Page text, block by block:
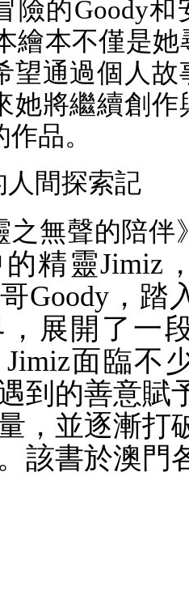
險的Goody和
繪本不僅是她
望通過個人故
她將繼續創作
品。
間探索記
之無聲的陪伴
精靈Jimiz
Goody ，踏
展開了一
Jimiz面臨不
到的善意賦
，並逐漸打
該書於澳門